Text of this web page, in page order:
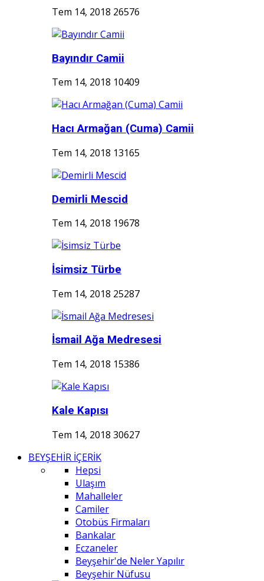
Tem 14, 2018 26576
Bayındır Camii
Tem 14, 2018 10409
Hacı Armağan (Cuma) Camii
Tem 14, 2018 13165
Demirli Mescid
Tem 14, 2018 19678
İsimsiz Türbe
Tem 14, 2018 25287
İsmail Ağa Medresesi
Tem 14, 2018 15386
Kale Kapısı
Tem 14, 2018 30627
BEYŞEHİR İÇERİK
Hepsi
Ulaşım
Mahalleler
Camiler
Otobüs Firmaları
Bankalar
Eczaneler
Beyşehir'de Neler Yapılır
Beyşehir Nüfusu